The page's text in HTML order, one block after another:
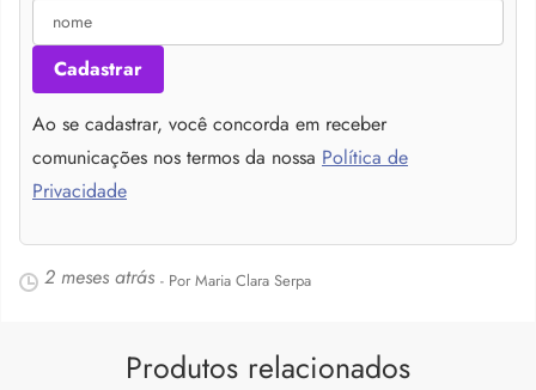
Cadastrar
Ao se cadastrar, você concorda em receber
comunicações nos termos da nossa Política de
Privacidade
2 meses atrás - Por Maria Clara Serpa
Produtos relacionados